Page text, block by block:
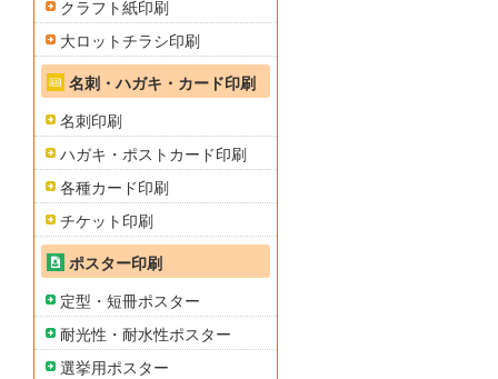
クラフト紙印刷
大ロットチラシ印刷
名刺・ハガキ・カード印刷
名刺印刷
ハガキ・ポストカード印刷
各種カード印刷
チケット印刷
ポスター印刷
定型・短冊ポスター
耐光性・耐水性ポスター
選挙用ポスター